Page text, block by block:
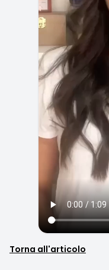
Torna all'articolo